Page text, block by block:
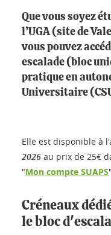
Que vous soyez
l’UGA (site de
vous pouvez
escalade (bloc
pratique en
Universitaire
Elle est disponible à
2026 au prix de 25€
"Mon compte SUAPS
Créneaux
le bloc